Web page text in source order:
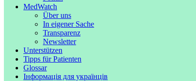
MedWatch
Über uns
In eigener Sache
Transparenz
Newsletter
Unterstützen
Tipps für Patienten
Glossar
Інформація для українців